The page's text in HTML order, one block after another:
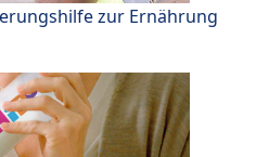
zur Ernährung